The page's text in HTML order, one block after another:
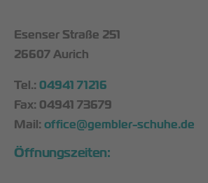
Esenser Straße 251
26607 Aurich
Tel.: 04941 71216
Fax: 04941 73679
Mail: office@gembler-schuhe.de
Öffnungszeiten: